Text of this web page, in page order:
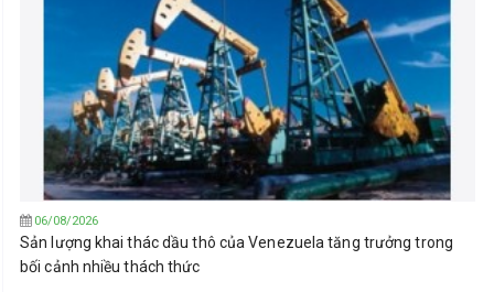
06/08/2026
Sản lượng khai thác dầu thô của Venezuela tăng trưởng trong
bối cảnh nhiều thách thức